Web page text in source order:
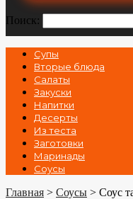
Поиск:
Супы
Вторые блюда
Салаты
Закуски
Напитки
Десерты
Из теста
Заготовки
Маринады
Соусы
Главная > Соусы > Соус